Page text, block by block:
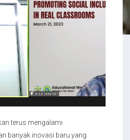
terus mengalami
banyak inovasi baru yang